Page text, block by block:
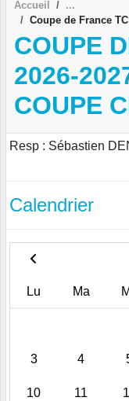
Accueil
Coupe de France
COUPE
2026-
COUPE
Resp : Sébastien
Calendrier
Lu Ma
3 4
10 11